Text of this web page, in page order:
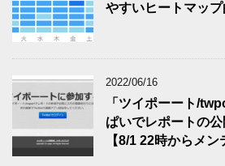
やすいヒートマッ
2022/06/16
「ツイポーート/
ぱいでレポートの
【8/1 22時からメン